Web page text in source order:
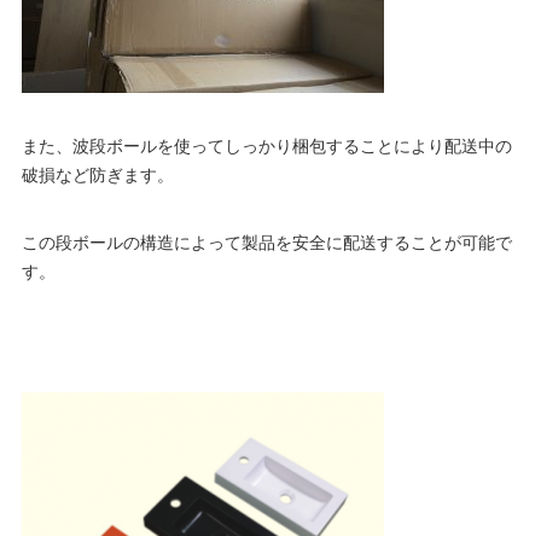
また、波段ボールを使ってしっかり梱包することにより配送中の
破損など防ぎます。
この段ボールの構造によって製品を安全に配送することが可能で
す。